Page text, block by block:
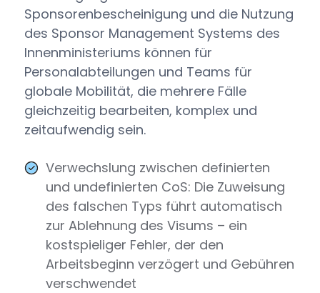
Sponsorenbescheinigung und die Nutzung
des Sponsor Management Systems des
Innenministeriums können für
Personalabteilungen und Teams für
globale Mobilität, die mehrere Fälle
gleichzeitig bearbeiten, komplex und
zeitaufwendig sein.
Verwechslung zwischen definierten
und undefinierten CoS: Die Zuweisung
des falschen Typs führt automatisch
zur Ablehnung des Visums – ein
kostspieliger Fehler, der den
Arbeitsbeginn verzögert und Gebühren
verschwendet